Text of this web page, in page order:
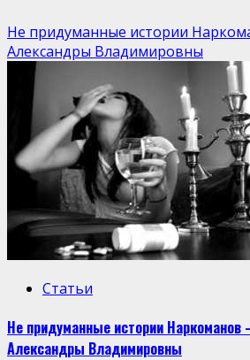
Не придуманные истории
Александры Владимировны
Статьи
Не придуманные истории
Александры Владимировны